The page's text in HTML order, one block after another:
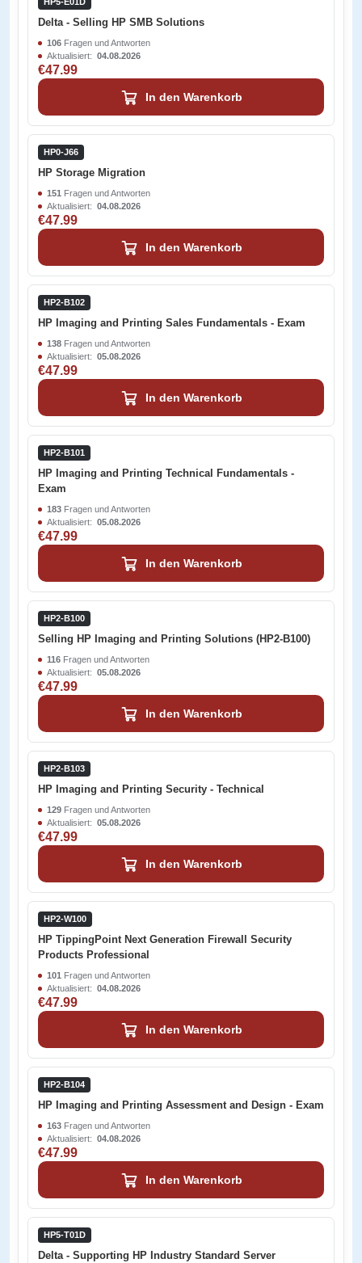
Delta - Selling HP SMB Solutions
106 Fragen und Antworten
Aktualisiert: 04.08.2026
€47.99
In den Warenkorb
HP0-J66
HP Storage Migration
151 Fragen und Antworten
Aktualisiert: 04.08.2026
€47.99
In den Warenkorb
HP2-B102
HP Imaging and Printing Sales Fundamentals - Exam
138 Fragen und Antworten
Aktualisiert: 05.08.2026
€47.99
In den Warenkorb
HP2-B101
HP Imaging and Printing Technical Fundamentals -
Exam
183 Fragen und Antworten
Aktualisiert: 05.08.2026
€47.99
In den Warenkorb
HP2-B100
Selling HP Imaging and Printing Solutions (HP2-B100)
116 Fragen und Antworten
Aktualisiert: 05.08.2026
€47.99
In den Warenkorb
HP2-B103
HP Imaging and Printing Security - Technical
129 Fragen und Antworten
Aktualisiert: 05.08.2026
€47.99
In den Warenkorb
HP2-W100
HP TippingPoint Next Generation Firewall Security
Products Professional
101 Fragen und Antworten
Aktualisiert: 04.08.2026
€47.99
In den Warenkorb
HP2-B104
HP Imaging and Printing Assessment and Design - Exam
163 Fragen und Antworten
Aktualisiert: 04.08.2026
€47.99
In den Warenkorb
HP5-T01D
Delta - Supporting HP Industry Standard Server